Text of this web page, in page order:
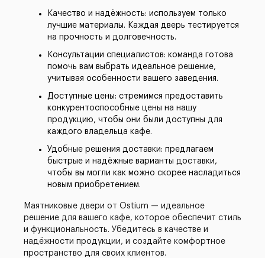
Качество и надёжность: используем только
лучшие материалы. Каждая дверь тестируется
на прочность и долговечность.
Консультации специалистов: команда готова
помочь вам выбрать идеальное решение,
учитывая особенности вашего заведения.
Доступные цены: стремимся предоставить
конкурентоспособные цены на нашу
продукцию, чтобы они были доступны для
каждого владельца кафе.
Удобные решения доставки: предлагаем
быстрые и надёжные варианты доставки,
чтобы вы могли как можно скорее насладиться
новым приобретением.
Маятниковые двери от Ostium — идеальное
решение для вашего кафе, которое обеспечит стиль
и функциональность. Убедитесь в качестве и
надёжности продукции, и создайте комфортное
пространство для своих клиентов.